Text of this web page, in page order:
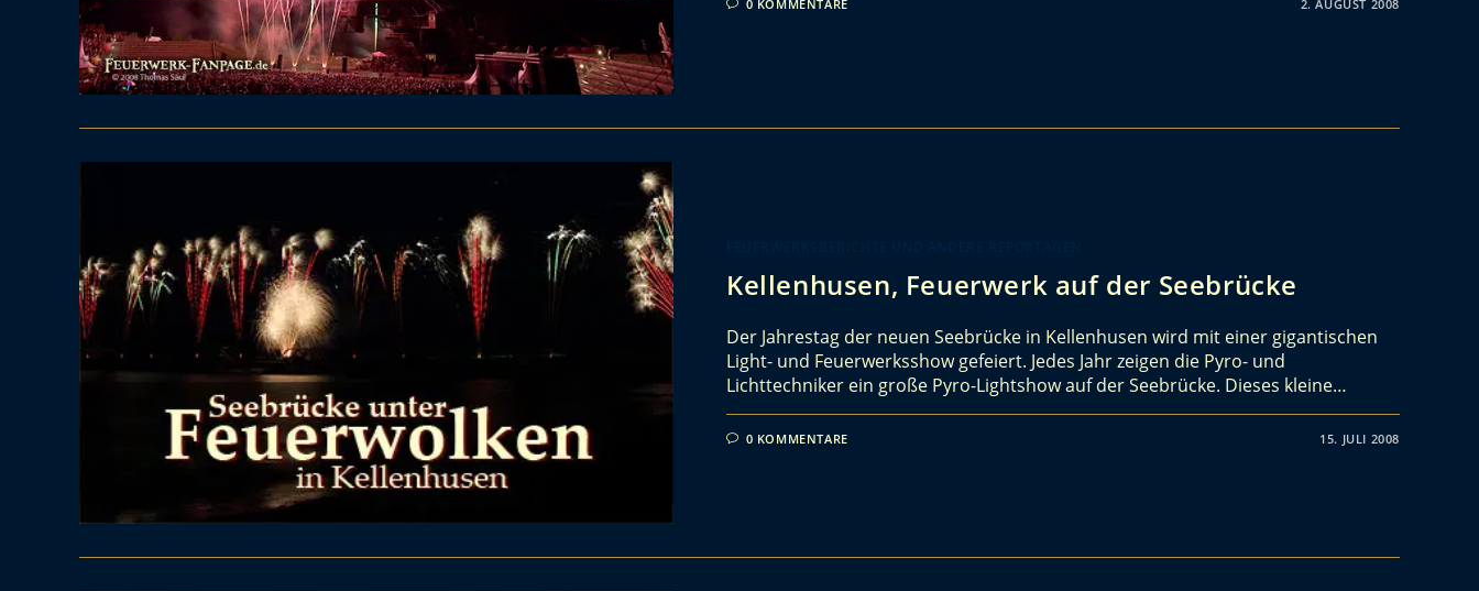
0 KOMMENTARE 2. AUGUST 2008
Kellenhusen, Feuerwerk auf der Seebrücke
Der Jahrestag der neuen Seebrücke in Kellenhusen wird mit einer gigantischen
Light- und Feuerwerksshow gefeiert. Jedes Jahr zeigen die Pyro- und
Lichttechniker ein große Pyro-Lightshow auf der Seebrücke. Dieses kleine…
0 KOMMENTARE 15. JULI 2008